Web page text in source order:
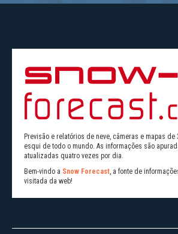
Previsão e relatórios de neve, câmeras e mapas de
esqui de todo o mundo. As informações são
atualizadas quatro vezes por dia.
Bem-vindo a Snow Forecast , a fonte de
visitada da web!